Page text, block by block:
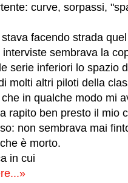
curve, sorpassi,
facendo strada
sembrava la
serie inferiori lo spazio
molti altri piloti della
in qualche modo mi
rapito ben presto il mio
non sembrava mai
è morto.
in cui